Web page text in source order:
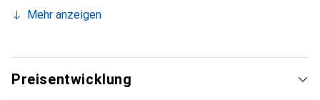
Mehr anzeigen
Preisentwicklung